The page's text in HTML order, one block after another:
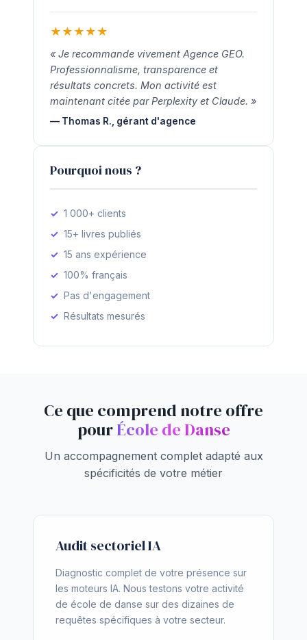
★ ★ ★ ★ ★
« Je recommande vivement Agence GEO.
Professionnalisme, transparence et
résultats concrets. Mon activité est
maintenant citée par Perplexity et Claude. »
— Thomas R., gérant d'agence
Pourquoi nous ?
1 000+ clients
15+ livres publiés
15 ans expérience
100% français
Pas d'engagement
Résultats mesurés
Ce que comprend notre offre
pourÉcole de Danse
Un accompagnement complet adapté aux
spécificités de votre métier
Audit sectoriel IA
Diagnostic complet de votre présence sur
les moteurs IA. Nous testons votre activité
de école de danse sur des dizaines de
requêtes spécifiques à votre secteur.